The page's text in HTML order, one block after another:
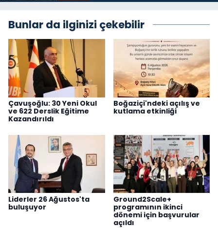
Bunlar da ilginizi çekebilir
Çavuşoğlu: 30 Yeni Okul
ve 622 Derslik Eğitime
Kazandırıldı
Boğaziçi'ndeki açılış ve
kutlama etkinliği
Liderler 26 Ağustos'ta
buluşuyor
Ground2Scale+
programının ikinci
dönemi için başvurular
açıldı